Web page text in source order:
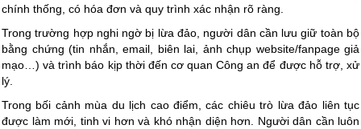
chính thống, có hóa đơn và quy trình xác nhận rõ ràng.
Trong trường hợp nghi ngờ bị lừa đảo, người dân cần lưu giữ toàn bộ
bằng chứng (tin nhắn, email, biên lai, ảnh chụp website/fanpage giả
mạo…) và trình báo kịp thời đến cơ quan Công an để được hỗ trợ, xử
lý.
Trong bối cảnh mùa du lịch cao điểm, các chiêu trò lừa đảo liên tục
được làm mới, tinh vi hơn và khó nhận diện hơn. Người dân cần luôn